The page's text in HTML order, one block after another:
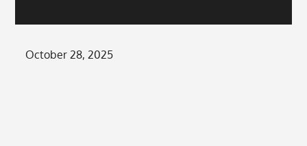
Posted
October 28, 2025